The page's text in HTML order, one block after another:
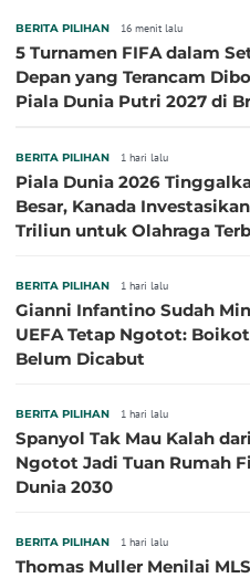
BERITA PILIHAN 16 menit lalu
5 Turnamen FIFA dalam
Depan yang Terancam
Piala Dunia Putri 2027 di
BERITA PILIHAN 1 hari lalu
Piala Dunia 2026
Besar, Kanada Investasikan
Triliun untuk Olahraga
BERITA PILIHAN 1 hari lalu
Gianni Infantino Sudah
UEFA Tetap Ngotot:
Belum Dicabut
BERITA PILIHAN 1 hari lalu
Spanyol Tak Mau Kalah
Ngotot Jadi Tuan Rumah
Dunia 2030
BERITA PILIHAN 1 hari lalu
Thomas Muller Menilai